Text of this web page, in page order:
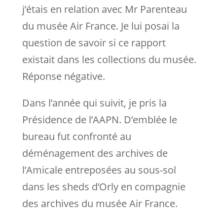
j’étais en relation avec Mr Parenteau
du musée Air France. Je lui posai la
question de savoir si ce rapport
existait dans les collections du musée.
Réponse négative.
Dans l’année qui suivit, je pris la
Présidence de l’AAPN. D’emblée le
bureau fut confronté au
déménagement des archives de
l’Amicale entreposées au sous-sol
dans les sheds d’Orly en compagnie
des archives du musée Air France.